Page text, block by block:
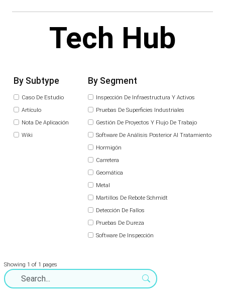
Tech Hub
By Subtype
Caso De Estudio
Artículo
Nota De Aplicación
Wiki
By Segment
Inspección De Infraestructura Y Activos
Pruebas De Superficies Industriales
Gestión De Proyectos Y Flujo De Trabajo
Software De Análisis Posterior Al Tratamiento
Hormigón
Carretera
Geomática
Metal
Martillos De Rebote Schmidt
Detección De Fallos
Pruebas De Dureza
Software De Inspección
Showing 1 of 1 pages